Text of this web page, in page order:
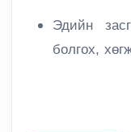
Эдийн
болгох,